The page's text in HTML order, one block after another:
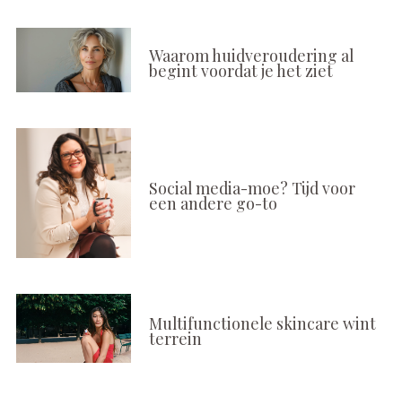
Waarom huidveroudering al
begint voordat je het ziet
Social media-moe? Tijd voor
een andere go-to
Multifunctionele skincare wint
terrein